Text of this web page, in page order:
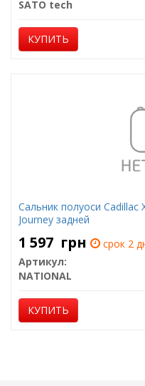
SATO tech
КУПИТЬ
Сальник полуоси Cadillac
Journey задней
1 597 грн
срок 2
Артикул:
NATIONAL
КУПИТЬ